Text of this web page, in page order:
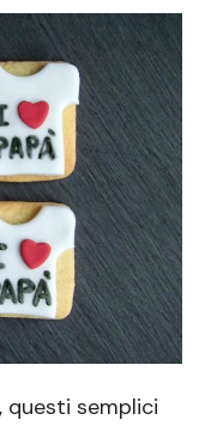
questi semplici